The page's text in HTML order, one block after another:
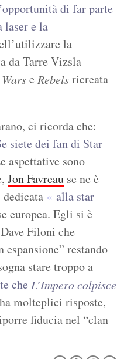
di far parte
laser e la
la
da Tarre Vizsla
e Rebelsricreata
ci ricorda che:
siete dei fan di Star
aspettative sono
Jon Favreau se ne è
alla star
europea. Egli si è
Filoni che
restando
stare troppo a
che L’Impero colpisce
molteplici risposte,
fiducia nel “clan